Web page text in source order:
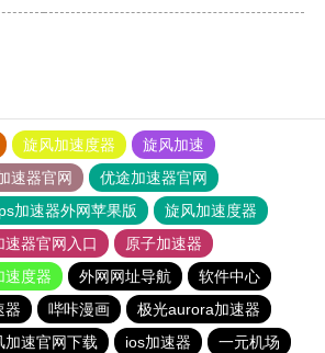
旋风加速度器
旋风加速
速器官网
优途加速器官网
加速器外网苹果版
旋风加速度器
速器官网入口
原子加速器
速度器 外网网址导航
软件中心
器 哔咔漫画
极光aurora加速器
加速官网下载 ios加速器
一元机场